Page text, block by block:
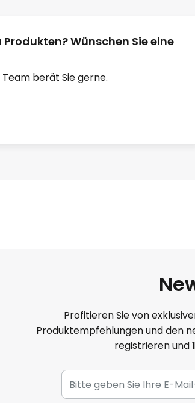
Produkten? Wünschen Sie eine
berät Sie gerne.
Profitieren Sie von
Produktempfehlungen und den
registrieren und